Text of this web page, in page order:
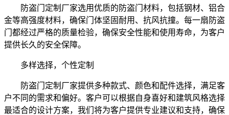
防盗门定制厂家选用优质的防盗门材料，包括钢材、铝合
金等高强度材料，确保门体坚固耐用、抗风抗撞。每一扇防盗
门都经过严格的质量检验，确保安全性能和使用寿命，为客户
提供长久的安全保障。
多样选择，个性定制
防盗门定制厂家提供多种款式、颜色和配件选择，满足客
户不同的需求和偏好。客户可以根据自身喜好和建筑风格选择
最适合的设计方案，我们将为客户提供专业建议和支持，确保